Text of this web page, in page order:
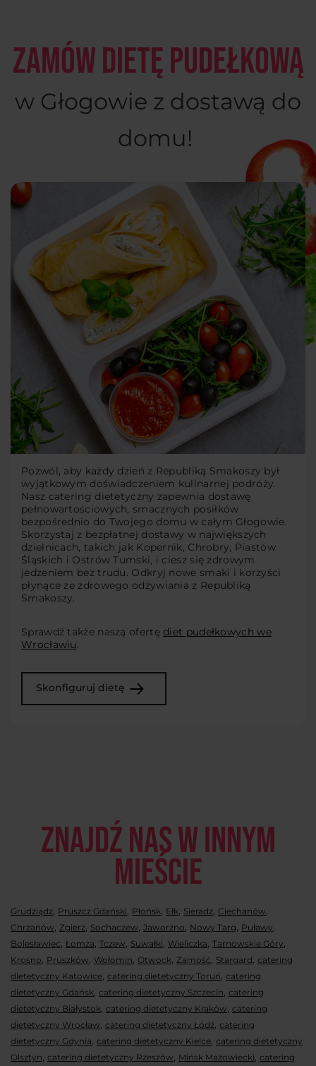
Zamów dietę pudełkową
w Głogowie z dostawą do
domu!
Pozwól, aby każdy dzień z Republiką Smakoszy był
wyjątkowym doświadczeniem kulinarnej podróży.
Nasz catering dietetyczny zapewnia dostawę
pełnowartościowych, smacznych posiłków
bezpośrednio do Twojego domu w całym Głogowie.
Skorzystaj z bezpłatnej dostawy w największych
dzielnicach, takich jak Kopernik, Chrobry, Piastów
Śląskich i Ostrów Tumski, i ciesz się zdrowym
jedzeniem bez trudu. Odkryj nowe smaki i korzyści
płynące ze zdrowego odżywiania z Republiką
Smakoszy.
Sprawdź także naszą ofertę diet pudełkowych we
Wrocławiu.
Skonfiguruj dietę
Znajdź nas w innym
mieście
Grudziądz, Pruszcz Gdański, Płońsk, Ełk, Sieradz, Ciechanów,
Chrzanów, Zgierz, Sochaczew, Jaworzno, Nowy Targ, Puławy,
Bolesławiec, Łomża, Tczew, Suwałki, Wieliczka, Tarnowskie Góry,
Krosno, Pruszków, Wołomin, Otwock, Zamość, Stargard, catering
dietetyczny Katowice, catering dietetyczny Toruń, catering
dietetyczny Gdańsk, catering dietetyczny Szczecin, catering
dietetyczny Białystok, catering dietetyczny Kraków, catering
dietetyczny Wrocław, catering dietetyczny Łódź, catering
dietetyczny Gdynia, catering dietetyczny Kielce, catering dietetyczny
Olsztyn, catering dietetyczny Rzeszów, Mińsk Mazowiecki, catering